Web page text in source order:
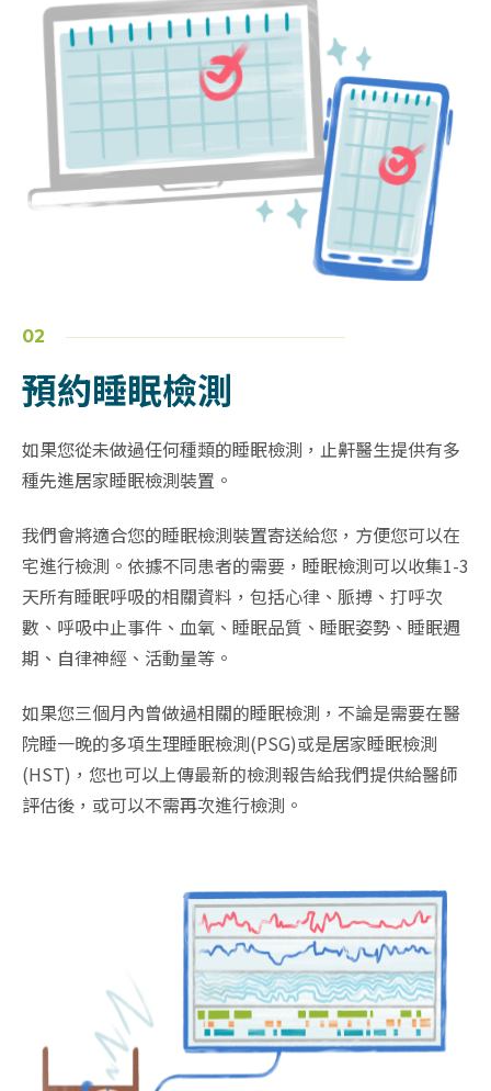
02
預約睡眠檢測
如果您從未做過任何種類的睡眠檢測，止鼾醫生提供有多
種先進居家睡眠檢測裝置。
我們會將適合您的睡眠檢測裝置寄送給您，方便您可以在
宅進行檢測。依據不同患者的需要，睡眠檢測可以收集1-3
天所有睡眠呼吸的相關資料，包括心律、脈搏、打呼次
數、呼吸中止事件、血氧、睡眠品質、睡眠姿勢、睡眠週
期、自律神經、活動量等。
如果您三個月內曾做過相關的睡眠檢測，不論是需要在醫
院睡一晚的多項生理睡眠檢測(PSG)或是居家睡眠檢測
(HST)，您也可以上傳最新的檢測報告給我們提供給醫師
評估後，或可以不需再次進行檢測。